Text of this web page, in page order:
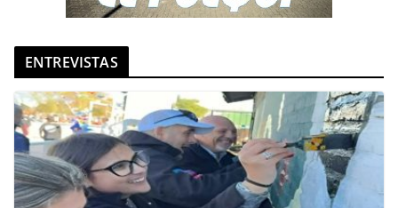
ENTREVISTAS